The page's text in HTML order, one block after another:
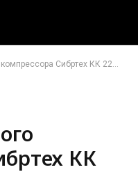
Сибртех КК 2200 50
КК